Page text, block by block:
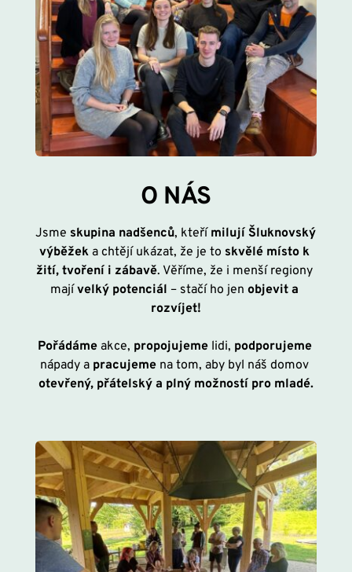
O NÁS
Jsme skupina nadšenců, kteří milují Šluknovský
výběžek a chtějí ukázat, že je to skvělé místo k
žití, tvoření i zábavě. Věříme, že i menší regiony
mají velký potenciál – stačí ho jen objevit a
rozvíjet!
Pořádáme akce, propojujeme lidi, podporujeme
nápady a pracujeme na tom, aby byl náš domov
otevřený, přátelský a plný možností pro mladé.